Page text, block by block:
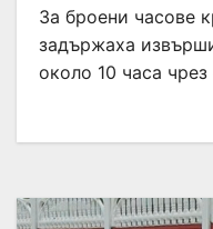
За броени часове
задържаха
около 10 часа